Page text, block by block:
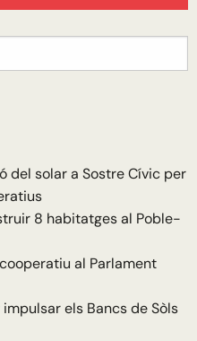
del solar a Sostre Cívic per
8 habitatges al Poble-
al Parlament
els Bancs de Sòls